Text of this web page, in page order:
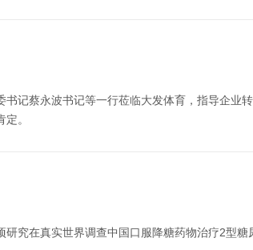
记蔡永波书记等一行莅临大发体育，指导企业
。
究在真实世界调查中国口服降糖药物治疗2型糖